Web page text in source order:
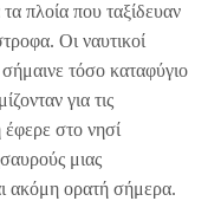
πλοία που ταξίδευαν
Οι ναυτικοί
τόσο καταφύγιο
για τις
στο νησί
μιας
ακόμη ορατή σήμερα.